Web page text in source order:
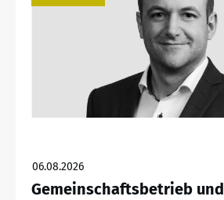
06.08.2026
Gemeinschaftsbetrieb und